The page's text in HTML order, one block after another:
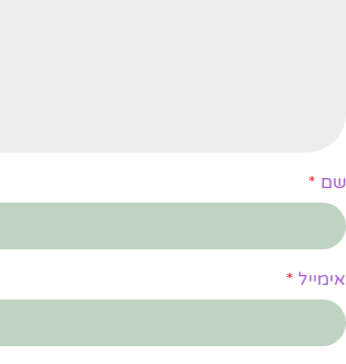
שם *
אימייל *